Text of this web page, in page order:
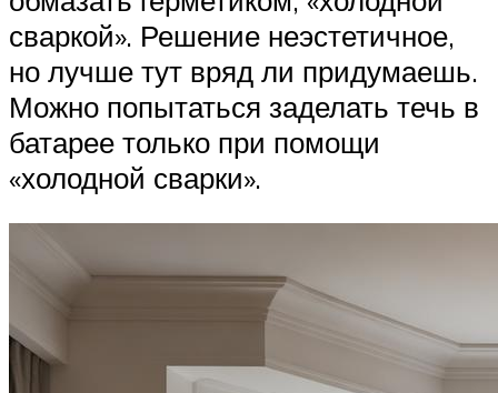
сваркой». Решение неэстетичное,
но лучше тут вряд ли придумаешь.
Можно попытаться заделать течь в
батарее только при помощи
«холодной сварки».